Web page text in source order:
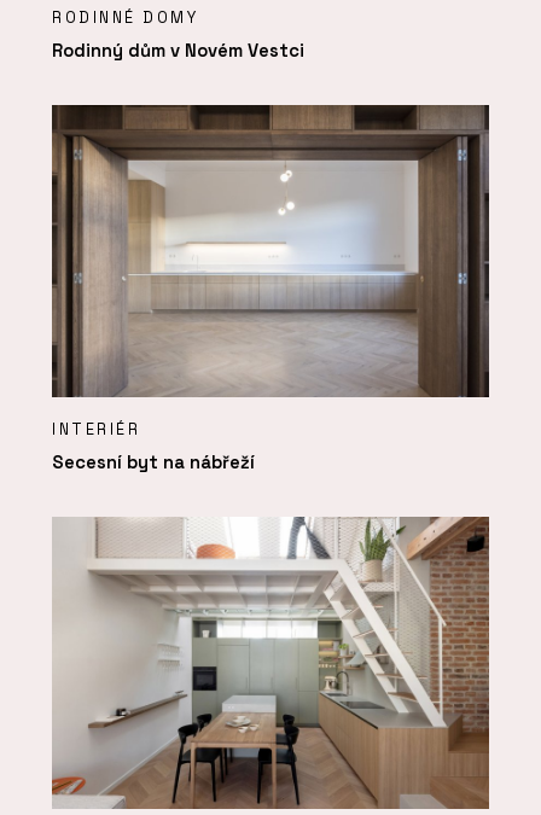
RODINNÉ DOMY
Rodinný dům v Novém Vestci
INTERIÉR
Secesní byt na nábřeží